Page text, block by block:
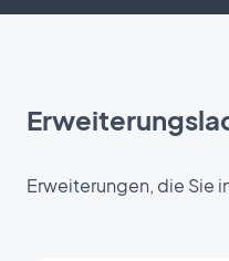
Erweiterungen, die Sie